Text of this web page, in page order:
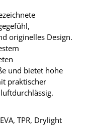
originelles Design.
und bietet hohe
praktischer
TPR, Drylight